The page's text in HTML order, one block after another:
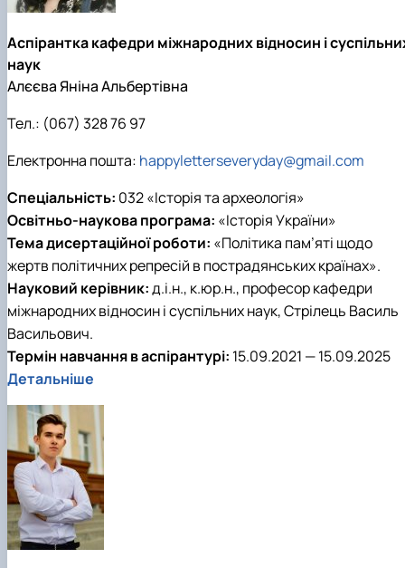
Аспірантка кафедри міжнародних відносин і
наук
Алєєва Яніна Альбертівна
Тел.: (067) 328 76 97
Електронна пошта: happyletterseveryday@gmail.com
Спеціальність: 032 «Історія та археологія»
Освітньо-наукова програма: «Історія України»
Тема дисертаційної роботи: «Політика пам’яті щодо
жертв політичних репресій в пострадянських країнах».
Науковий керівник:д.і.н., к.юр.н., професор кафедри
міжнародних відносин і суспільних наук, Стрілець Василь
Васильович.
Термін навчання в аспірантурі: 15.09.2021 — 15.09.2025
Детальніше